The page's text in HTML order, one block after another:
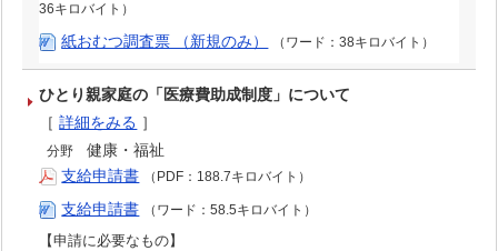
36キロバイト）
紙おむつ調査票 （新規のみ） （ワード：38キロバイト）
ひとり親家庭の「医療費助成制度」について
［詳細をみる ］
分野
健康・福祉
支給申請書
（PDF：188.7キロバイト）
支給申請書 （ワード：58.5キロバイト）
【申請に必要なもの】